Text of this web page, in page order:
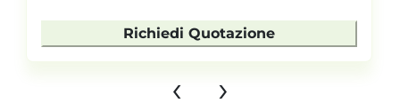
Richiedi Quotazione
‹ ›